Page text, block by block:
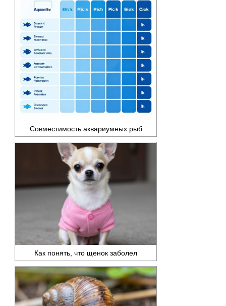
Совместимость аквариумных рыб
Как понять, что щенок заболел